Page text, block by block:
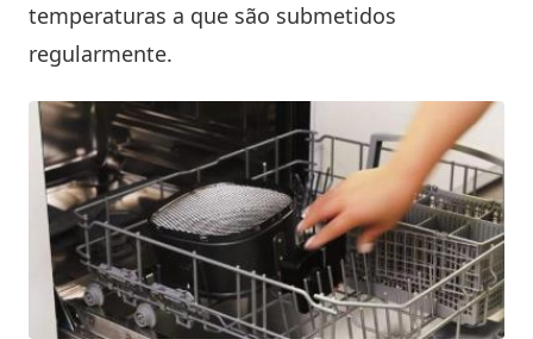
temperaturas a que são submetidos
regularmente.